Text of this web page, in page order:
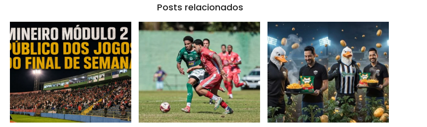
Posts relacionados